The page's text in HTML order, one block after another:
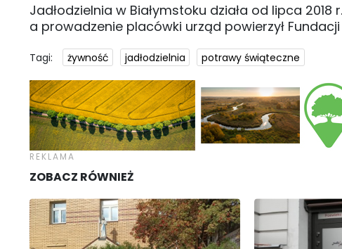
Jadłodzielnia w Białymstoku działa od lipca
a prowadzenie placówki urząd powierzył Fundacji
Tagi: żywność jadłodzielnia potrawy świąteczne
ZOBACZ RÓWNIEŻ